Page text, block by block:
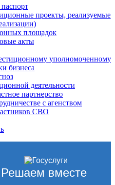
проекты, реализуемые
площадок
акты
уполномоченному
бизнеса
деятельности
партнерство
с агенством
СВО
Решаем вместе